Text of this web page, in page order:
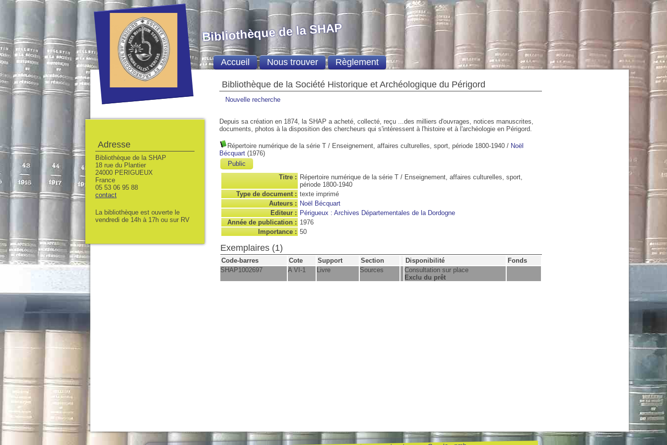
Bibliothèque de la Société Historique et Archéologique du Périgord
Nouvelle recherche
Depuis sa création en 1874, la SHAP a acheté, collecté, reçu ...des milliers d'ouvrages, notices manuscrites,
documents, photos à la disposition des chercheurs qui s'intéressent à l'histoire et à l'archéologie en Périgord.
Répertoire numérique de la série T / Enseignement, affaires culturelles, sport, période 1800-1940 / Noël
Bécquart (1976)
Public
Titre : Répertoire numérique de la série T / Enseignement, affaires culturelles, sport,
période 1800-1940
Type de document : texte imprimé
Auteurs : Noël Bécquart
Editeur : Périgueux : Archives Départementales de la Dordogne
Année de publication : 1976
Importance : 50
Exemplaires (1)
Code-barres Cote Support Section Disponibilité
Fonds
SHAP1002697
A VI-1 Livre Sources
Consultation sur place
Exclu du prêt
Bibliothèque de la SHAP
Accueil Nous trouver Règlement
Adresse
Bibliothèque de la SHAP
18 rue du Plantier
24000 PERIGUEUX
France
05 53 06 95 88
contact
La bibliothèque est ouverte le
vendredi de 14h à 17h ou sur RV